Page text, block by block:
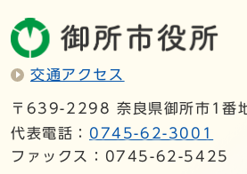
交通アクセス
〒639-2298 奈良県御所市1番
代表電話： 0745-62-3001
ファックス：0745-62-5425